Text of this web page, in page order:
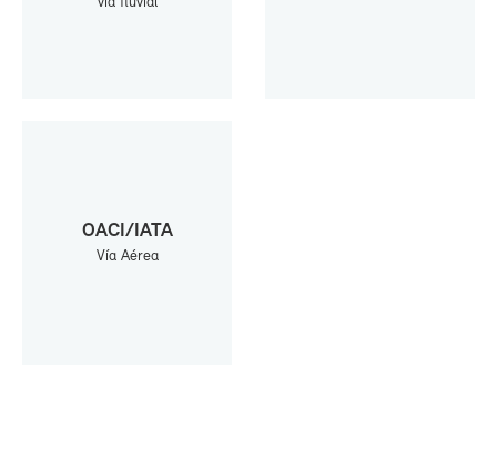
OA­CI/IA­TA
Vía Aé­rea